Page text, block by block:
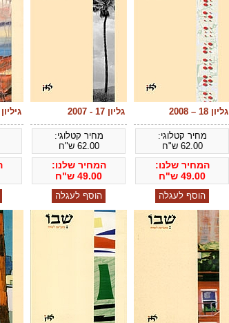
גליון 18 – 2008
מחיר קטלוגי:
62.00 ש"ח
המחיר שלנו:
49.00 ש"ח
גליון 17 - 2007
מחיר קטלוגי:
62.00 ש"ח
המחיר שלנו:
49.00 ש"ח
גיליון 16 - אוגוסט 2006